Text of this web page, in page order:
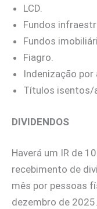
LCD.
Fundos
Fundos
Fiagro.
Indenização
Títulos isentos/
DIVIDENDOS
Haverá um IR de
recebimento de
mês por pessoas
dezembro de